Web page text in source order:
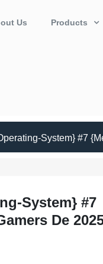
Us Products
System} #7
System} #7
De